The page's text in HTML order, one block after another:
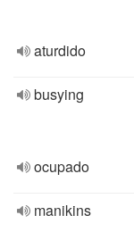
aturdido
busying
ocupado
manikins